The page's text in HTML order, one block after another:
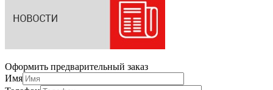
Оформить предварительный заказ
Имя